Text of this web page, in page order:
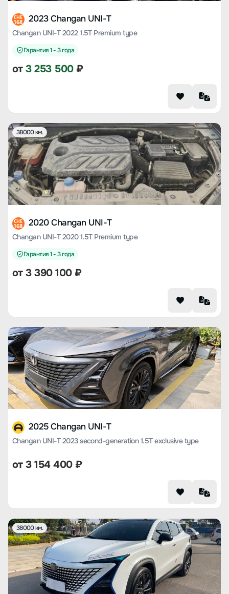
CHE
168 2023 Changan UNI-T
Changan UNI-T 2022 1.5T Premium type
Гарантия 1 - 3 года
от3 253 500₽
38000 км.
CHE
168 2020 Changan UNI-T
Changan UNI-T 2020 1.5T Premium type
Гарантия 1 - 3 года
от3 390 100₽
2025 Changan UNI-T
Changan UNI-T 2023 second-generation 1.5T exclusive type
от3 154 400₽
38000 км.